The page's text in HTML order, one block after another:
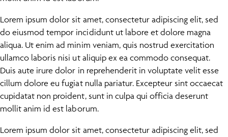
Lorem ipsum dolor sit amet, consectetur adipiscing elit, sed
do eiusmod tempor incididunt ut labore et dolore magna
aliqua. Ut enim ad minim veniam, quis nostrud exercitation
ullamco laboris nisi ut aliquip ex ea commodo consequat.
Duis aute irure dolor in reprehenderit in voluptate velit esse
cillum dolore eu fugiat nulla pariatur. Excepteur sint occaecat
cupidatat non proident, sunt in culpa qui officia deserunt
mollit anim id est laborum.
Lorem ipsum dolor sit amet, consectetur adipiscing elit, sed